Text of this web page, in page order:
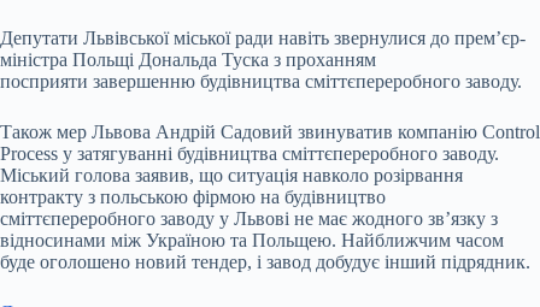
Депутати Львівської міської ради навіть звернулися до прем’єр-
міністра Польщі Дональда Туска з проханням
посприяти завершенню будівництва сміттєпереробного заводу.
Також мер Львова Андрій Садовий звинуватив компанію Control
Process у затягуванні будівництва сміттєпереробного заводу.
Міський голова заявив, що ситуація навколо розірвання
контракту з польською фірмою на будівництво
сміттєпереробного заводу у Львові не має жодного зв’язку з
відносинами між Україною та Польщею. Найближчим часом
буде оголошено новий тендер, і завод добудує інший підрядник.